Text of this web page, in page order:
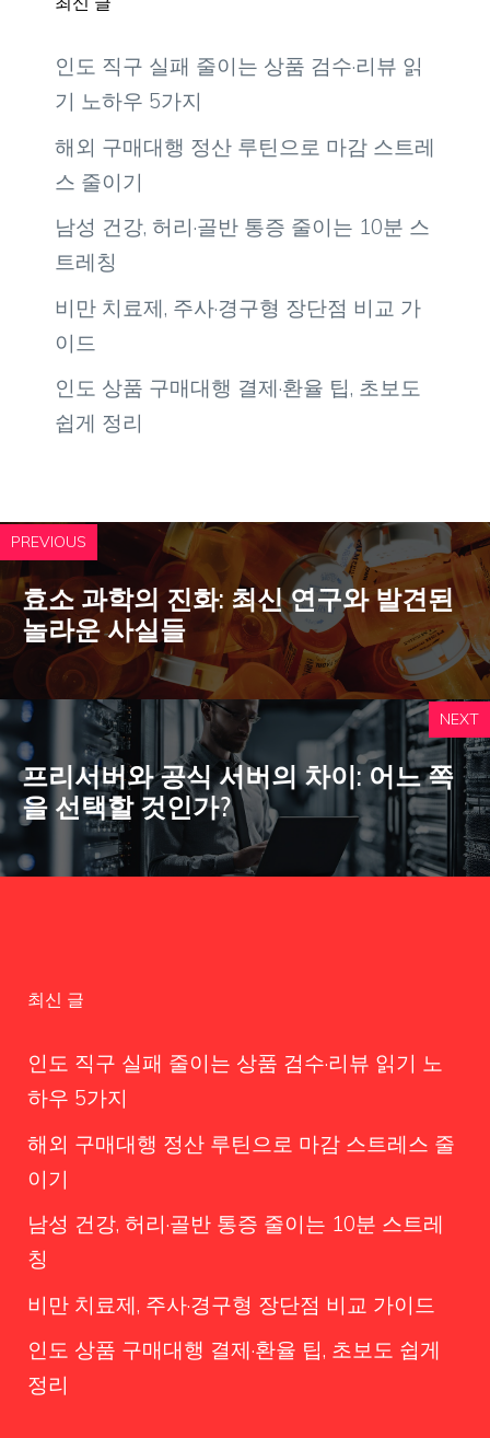
인도 직구 실패 줄이는 상품 검수·리뷰 읽
기 노하우 5가지
해외 구매대행 정산 루틴으로 마감 스트레
스 줄이기
남성 건강, 허리·골반 통증 줄이는 10분 스
트레칭
비만 치료제, 주사·경구형 장단점 비교 가
이드
인도 상품 구매대행 결제·환율 팁, 초보도
쉽게 정리
PREVIOUS
효소 과학의 진화: 최신 연구와 발견된
놀라운 사실들
NEXT
프리서버와 공식 서버의 차이: 어느 쪽
을 선택할 것인가?
최신 글
인도 직구 실패 줄이는 상품 검수·리뷰 읽기 노
하우 5가지
해외 구매대행 정산 루틴으로 마감 스트레스 줄
이기
남성 건강, 허리·골반 통증 줄이는 10분 스트레
칭
비만 치료제, 주사·경구형 장단점 비교 가이드
인도 상품 구매대행 결제·환율 팁, 초보도 쉽게
정리